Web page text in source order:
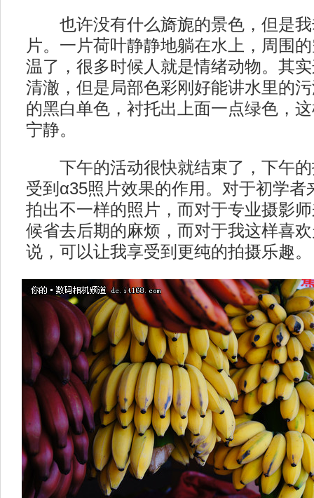
也许没有什么旖旎的景色，但是我
片。一片荷叶静静地躺在水上，周围
温了，很多时候人就是情绪动物。其
清澈，但是局部色彩刚好能讲水里的
的黑白单色，衬托出上面一点绿色，
宁静。
下午的活动很快就结束了，下午的
受到α35照片效果的作用。对于初学者
拍出不一样的照片，而对于专业摄影
候省去后期的麻烦，而对于我这样喜
说，可以让我享受到更纯的拍摄乐趣。